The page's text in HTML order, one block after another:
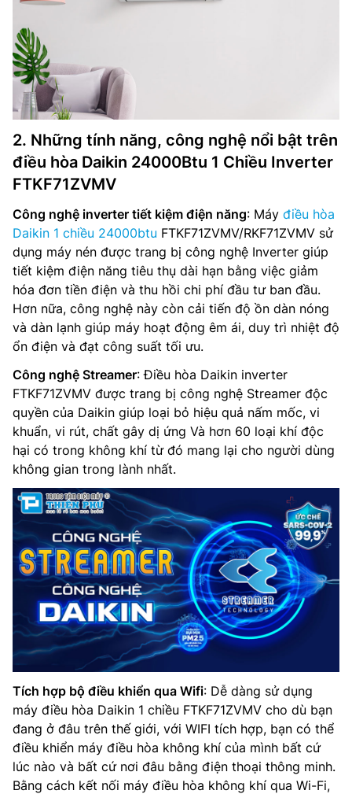
2. Những tính năng, công nghệ nổi bật trên
điều hòa Daikin 24000Btu 1 Chiều Inverter
FTKF71ZVMV
Công nghệ inverter tiết kiệm điện năng: Máy điều hòa
Daikin 1 chiều 24000btu FTKF71ZVMV/RKF71ZVMV sử
dụng máy nén được trang bị công nghệ Inverter giúp
tiết kiệm điện năng tiêu thụ dài hạn bằng việc giảm
hóa đơn tiền điện và thu hồi chi phí đầu tư ban đầu.
Hơn nữa, công nghệ này còn cải tiến độ ồn dàn nóng
và dàn lạnh giúp máy hoạt động êm ái, duy trì nhiệt độ
ổn điện và đạt công suất tối ưu.
Công nghệ Streamer: Điều hòa Daikin inverter
FTKF71ZVMV được trang bị công nghệ Streamer độc
quyền của Daikin giúp loại bỏ hiệu quả nấm mốc, vi
khuẩn, vi rút, chất gây dị ứng Và hơn 60 loại khí độc
hại có trong không khí từ đó mang lại cho người dùng
không gian trong lành nhất.
Tích hợp bộ điều khiển qua Wifi: Dễ dàng sử dụng
máy điều hòa Daikin 1 chiều FTKF71ZVMV cho dù bạn
đang ở đâu trên thế giới, với WIFI tích hợp, bạn có thể
điều khiển máy điều hòa không khí của mình bất cứ
lúc nào và bất cứ nơi đâu bằng điện thoại thông minh.
Bằng cách kết nối máy điều hòa không khí qua Wi-Fi,